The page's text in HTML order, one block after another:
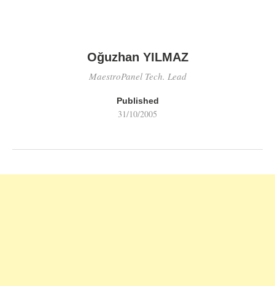
Oğuzhan YILMAZ
MaestroPanel Tech. Lead
Published
31/10/2005